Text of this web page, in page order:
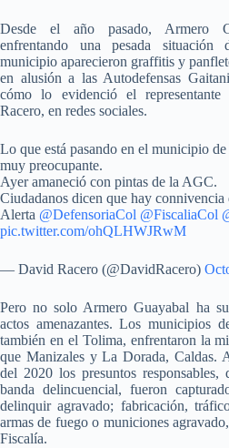
Desde el año pasado, Armero
enfrentando una pesada
municipio aparecieron graffitis y
en alusión a las Autodefensas
cómo lo evidenció el
Racero, en redes sociales.
Lo que está pasando en el municipio
muy preocupante.
Ayer amaneció con pintas de la AGC.
Ciudadanos dicen que hay connivencia
Alerta @DefensoriaCol @FiscaliaCol
pic.twitter.com/ohQLHWJRwM
— David Racero (@DavidRacero)
Pero no solo Armero Guayabal ha
actos amenazantes. Los municipios
también en el Tolima, enfrentaron la
que Manizales y La Dorada, Caldas.
del 2020 los presuntos responsables,
banda delincuencial, fueron
delinquir agravado; fabricación,
armas de fuego o municiones
Fiscalía.